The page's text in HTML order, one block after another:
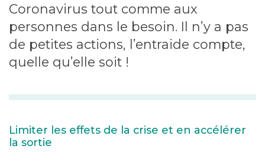
Coronavirus tout comme aux
personnes dans le besoin. Il n’y a pas
de petites actions, l’entraide compte,
quelle qu’elle soit !
Limiter les effets de la crise et en accélérer
la sortie